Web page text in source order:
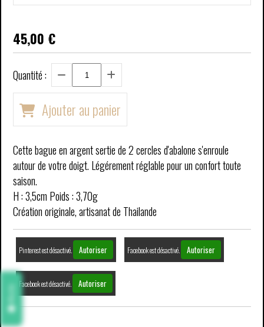
45,00 €
Quantité :
Ajouter au panier
Cette bague en argent sertie de 2 cercles d'abalone s'enroule
autour de votre doigt. Légérement réglable pour un confort toute
saison.
H : 3,5cm Poids : 3,70g
Création originale, artisanat de Thailande
Pinterest est désactivé. Autoriser Facebook est désactivé. Autoriser
Facebook est désactivé. Autoriser